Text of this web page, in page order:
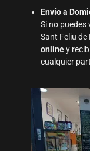
Envío a
Si no
Sant Feliu
onliney
cualquier